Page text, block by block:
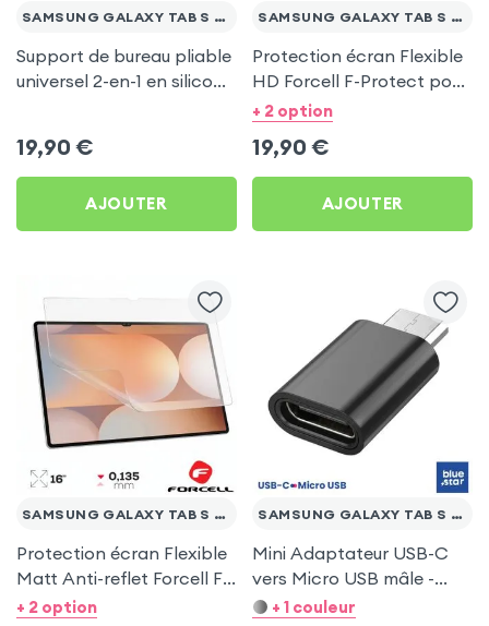
SAMSUNG GALAXY TAB S 10.5
Support de bureau pliable
universel 2-en-1 en silicone
19,90 €
AJOUTER
SAMSUNG GALAXY TAB S 10.5
Protection écran Flexible
HD Forcell F-Protect pour
Samsung Galaxy Tab S
+ 2 option
19,90 €
AJOUTER
SAMSUNG GALAXY TAB S 10.5
Protection écran Flexible
Matt Anti-reflet Forcell F-
Protect pour Samsung
+ 2 option
SAMSUNG GALAXY TAB S 10.5
Mini Adaptateur USB-C
vers Micro USB mâle -
Noir pour Samsung
+ 1 couleur